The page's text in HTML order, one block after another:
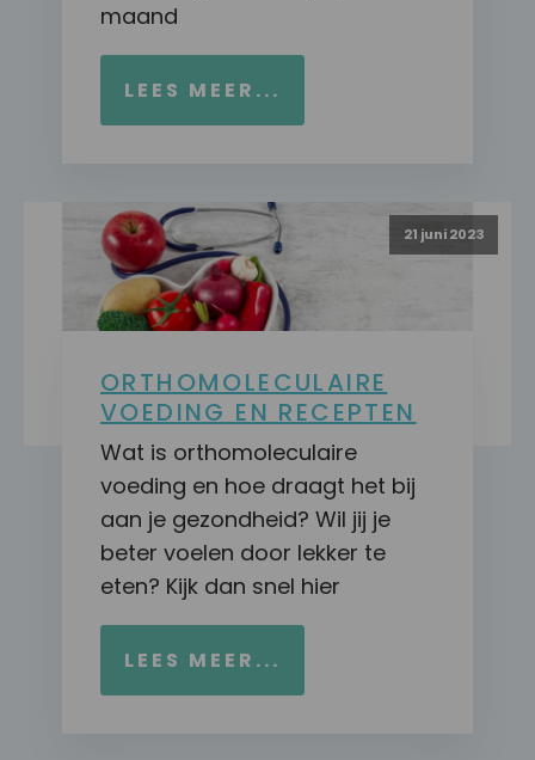
maand
LEES MEER...
21 juni 2023
ORTHOMOLECULAIRE
VOEDING EN RECEPTEN
Wat is orthomoleculaire
voeding en hoe draagt het bij
aan je gezondheid? Wil jij je
beter voelen door lekker te
eten? Kijk dan snel hier
LEES MEER...